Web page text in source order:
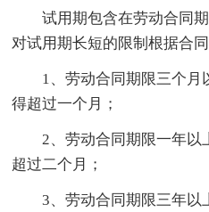
试用期包含在劳动合同
对试用期长短的限制根据合
1、劳动合同期限三个月
得超过一个月；
2、劳动合同期限一年以
超过二个月；
3、劳动合同期限三年以